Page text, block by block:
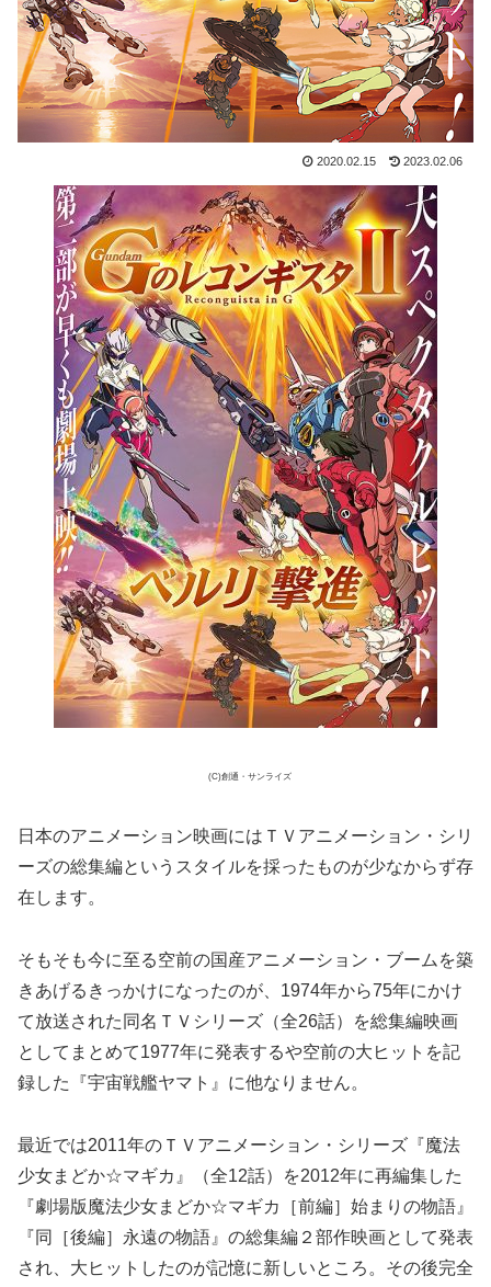
2020.02.15 2023.02.06
(C)創通・サンライズ
日本のアニメーション映画にはＴＶアニメーション・シリ
ーズの総集編というスタイルを採ったものが少なからず存
在します。
そもそも今に至る空前の国産アニメーション・ブームを築
きあげるきっかけになったのが、1974年から75年にかけ
て放送された同名ＴＶシリーズ（全26話）を総集編映画
としてまとめて1977年に発表するや空前の大ヒットを記
録した『宇宙戦艦ヤマト』に他なりません。
最近では2011年のＴＶアニメーション・シリーズ『魔法
少女まどか☆マギカ』（全12話）を2012年に再編集した
『劇場版魔法少女まどか☆マギカ［前編］始まりの物語』
『同［後編］永遠の物語』の総集編２部作映画として発表
され、大ヒットしたのが記憶に新しいところ。その後完全